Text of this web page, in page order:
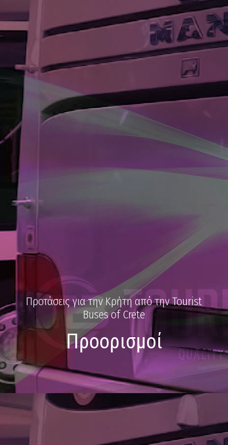
Προτάσεις για την Κρήτη από την Tourist
Buses of Crete
Προορισμοί